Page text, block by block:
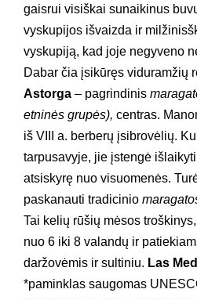
gaisrui visiškai sunaikinus
vyskupijos išvaizda ir
vyskupiją, kad joje negyveno
Dabar čia įsikūręs viduramžių
Astorga – pagrindinis
etninės grupės), centras.
iš VIII a. berberų įsibrovėlių.
tarpusavyje, jie įstengė
atsiskyrę nuo visuomenės.
paskanauti tradicinio
Tai kelių rūšių mėsos
nuo 6 iki 8 valandų ir
daržovėmis ir sultiniu. Las
*paminklas saugomas